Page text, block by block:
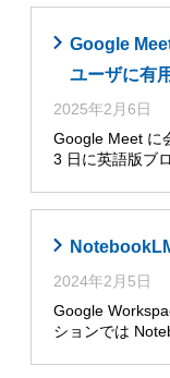
Google
ユーザに有
2025年2月6日
Google Meet に
3 日に英語版ブ
2024年2月5日
Google
ションでは